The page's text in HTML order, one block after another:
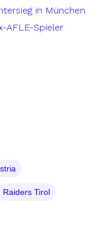
in München
AFLE-Spieler
Raiders Tirol